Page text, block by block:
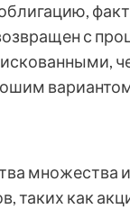
с
множества
таких как